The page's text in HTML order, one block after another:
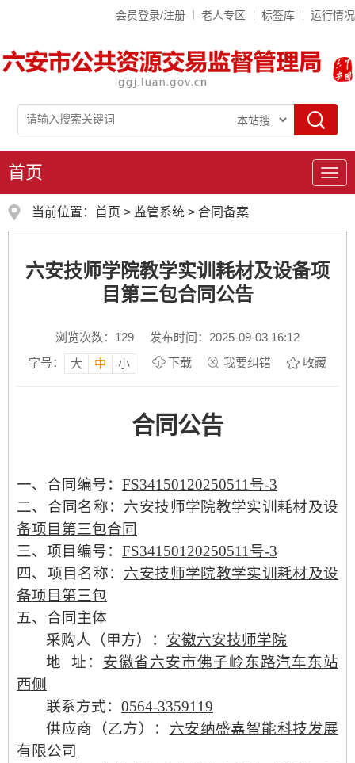
会员登录/注册 老人专区 标签库 运行情况
导
首页
当前位置： 首页 > 监管系统 > 合同备案
六安技师学院教学实训耗材及设备项
目第三包合同公告
浏览次数： 129
发布时间：2025-09-03 16:12
字号：
大 中 小 下载 我要纠错 收藏
合同公告
一、合同编号： FS34150120250511号-3
二、合同名称： 六安技师学院教学实训耗材及设
备项目第三包合同
三、项目编号： FS34150120250511号-3
四、项目名称： 六安技师学院教学实训耗材及设
备项目第三包
五、合同主体
采购人（甲方）： 安徽六安技师学院
地
址： 安徽省六安市佛子岭东路汽车东站
西侧
联系方式：0564-3359119
供应商（乙方）： 六安纳盛嘉智能科技发展
有限公司